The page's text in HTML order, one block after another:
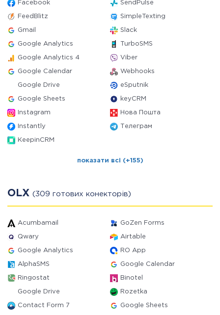
Facebook SendPulse
FeedBlitz SimpleTexting
Gmail Slack
Google Analytics TurboSMS
Google Analytics 4 Viber
Google Calendar Webhooks
Google Drive eSputnik
Google Sheets keyCRM
Instagram Нова Пошта
Instantly Телеграм
KeepinCRM
показати всі (+155)
OLX (309 готових конекторів)
Acumbamail GoZen Forms
Qwary Airtable
Google Analytics RO App
AlphaSMS Google Calendar
Ringostat Binotel
Google Drive Rozetka
Contact Form 7 Google Sheets